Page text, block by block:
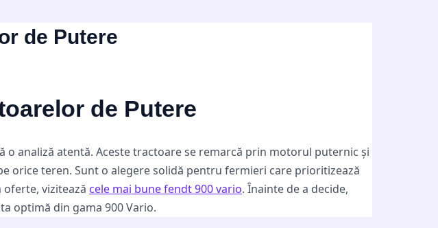
de Putere
de Putere
analiză atentă. Aceste tractoare se remarcă prin motorul puternic și
orice teren. Sunt o alegere solidă pentru fermieri care prioritizează
vizitează cele mai bune fendt 900 vario. Înainte de a decide,
optimă din gama 900 Vario.